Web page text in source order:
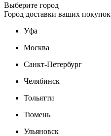
Выберите город
Город доставки ваших покупок
Уфа
Москва
Санкт-Петербург
Челябинск
Тольятти
Тюмень
Ульяновск